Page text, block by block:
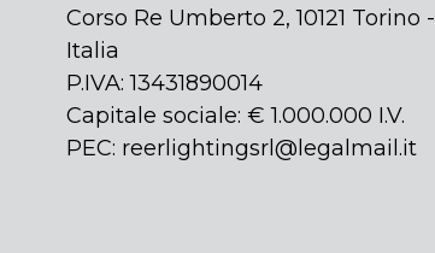
Corso Re Umberto 2, 10121 Torino -
Italia
P.IVA: 13431890014
Capitale sociale: € 1.000.000 I.V.
PEC: reerlightingsrl@legalmail.it